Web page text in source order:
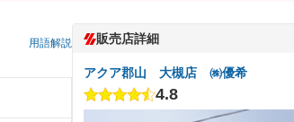
用語解説 販売店詳細
アクア郡山 大槻店 ㈱優希
4.8